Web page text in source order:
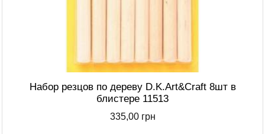
Набор резцов по дереву D.K.Art&Craft 8шт в
блистере 11513
335,00 грн